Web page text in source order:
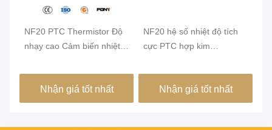
NF20 PTC Thermistor Độ
nhạy cao Cảm biến nhiệt
việc giám sát quá nóng
của động cơ và các thành
phần điện
Nhận giá tốt nhất
NF20 hệ số nhiệt độ tích
cực PTC hợp kim
thermostat
Nhận giá tốt nhất